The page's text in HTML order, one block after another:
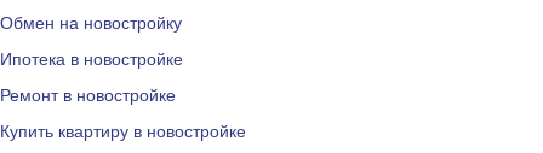
Обмен на новостройку
Ипотека в новостройке
Ремонт в новостройке
Купить квартиру в новостройке